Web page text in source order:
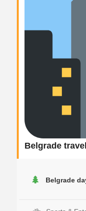
Belgrade
Belgrade